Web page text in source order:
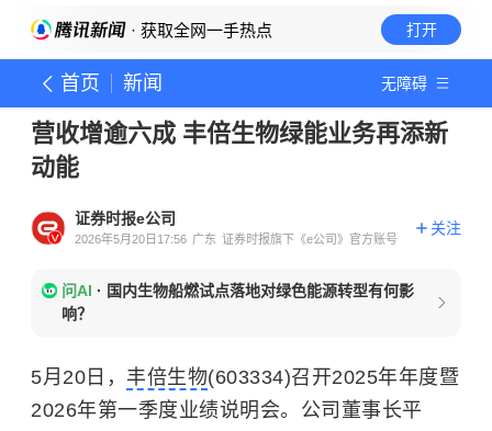
· 获取全网一手热点 打开
首页 新闻 无障碍
营收增逾六成 丰倍生物绿能业务再添新
动能
证券时报e公司
2026年5月20日17:56 广东 证券时报旗下《e公司》官方账号
关注
问AI · 国内生物船燃试点落地对绿色能源转型有何影
响？
5月20日， 丰倍生物(603334)召开2025年年度暨
2026年第一季度业绩说明会。公司董事长平